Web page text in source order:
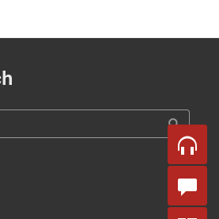
咨询